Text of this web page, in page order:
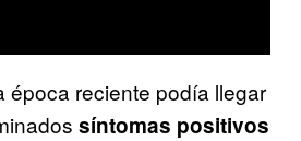
época reciente podía llegar
síntomas positivos